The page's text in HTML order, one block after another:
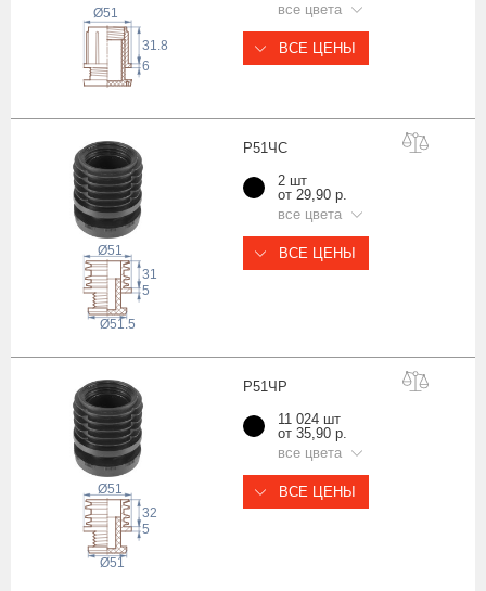
Ø51
6
31.8
все цвета
ВСЕ ЦЕНЫ
Р51ЧС
Ø51.5
5
31
Ø51
2 шт
от 29,90 р.
все цвета
ВСЕ ЦЕНЫ
Р51ЧР
Ø51
5
32
Ø51
11 024 шт
от 35,90 р.
все цвета
ВСЕ ЦЕНЫ